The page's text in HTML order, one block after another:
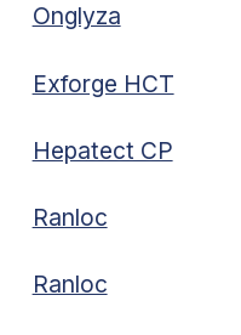
Onglyza
Exforge HCT
Hepatect CP
Ranloc
Ranloc